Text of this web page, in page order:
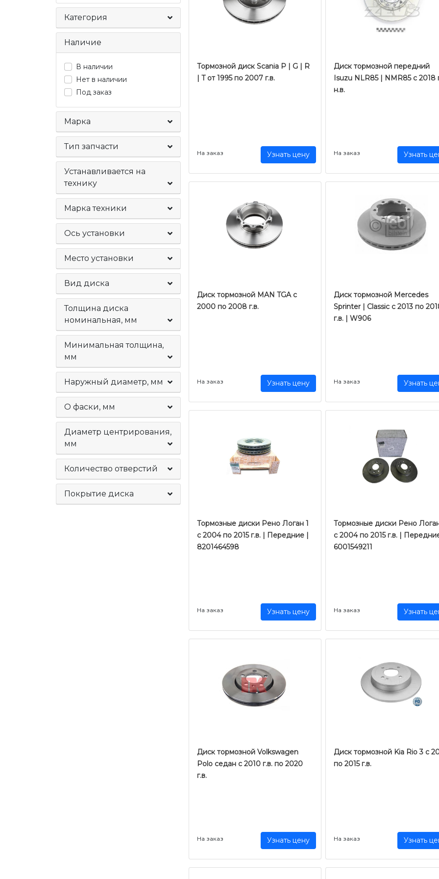
Наличие
В наличии
Нет в наличии
Под заказ
Марка
Тип запчасти
Устанавливается на
технику
Марка техники
Ось установки
Место установки
Вид диска
Толщина диска
номинальная, мм
Минимальная толщина,
мм
Наружный диаметр, мм
O фаски, мм
Диаметр центрирования,
мм
Количество отверстий
Покрытие диска
Категория
Тормозной диск Scania P | G | R
| T от 1995 по 2007 г.в.
На заказ Узнать цену
Диск тормозной передний
Isuzu NLR85 | NMR85 с 2018
н.в.
На заказ Узнать
Диск тормозной MAN TGA с
2000 по 2008 г.в.
На заказ Узнать цену
Диск тормозной Mercedes
Sprinter | Classic с 2013 по
г.в. | W906
На заказ Узнать
Тормозные диски Рено Логан 1
c 2004 по 2015 г.в. | Передние |
8201464598
На заказ Узнать цену
Тормозные диски Рено
c 2004 по 2015 г.в. |
6001549211
На заказ Узнать
Диск тормозной Volkswagen
Polo седан с 2010 г.в. по 2020
г.в.
На заказ Узнать цену
Диск тормозной Kia Rio 3 c
по 2015 г.в.
На заказ Узнать